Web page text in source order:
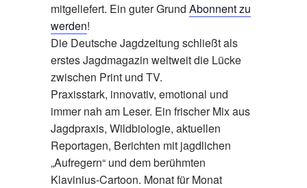
mitgeliefert. Ein guter Grund Abonnent zu
werden!
Die Deutsche Jagdzeitung schließt als
erstes Jagdmagazin weltweit die Lücke
zwischen Print und TV.
Praxisstark, innovativ, emotional und
immer nah am Leser. Ein frischer Mix aus
Jagdpraxis, Wildbiologie, aktuellen
Reportagen, Berichten mit jagdlichen
„Aufregern“ und dem berühmten
Klavinius-Cartoon. Monat für Monat